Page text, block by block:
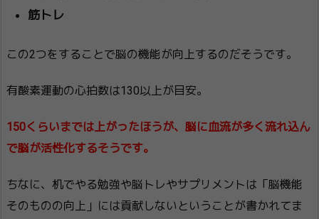
筋トレ
この2つをすることで脳の機能が向上するのだそうです。
有酸素運動の心拍数は130以上が目安。
150くらいまでは上がったほうが、脳に血流が多く流れ込ん
で脳が活性化するそうです。
ちなに、机でやる勉強や脳トレやサプリメントは「脳機能
そのものの向上」には貢献しないということが書かれてま